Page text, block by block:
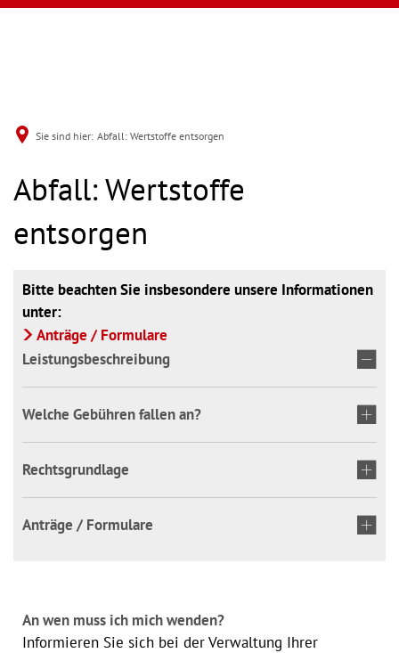
Sie sind hier: Abfall: Wertstoffe entsorgen
Abfall: Wertstoffe
entsorgen
Bitte beachten Sie insbesondere unsere Informationen
unter:
Anträge / Formulare
Leistungsbeschreibung
Welche Gebühren fallen an?
Rechtsgrundlage
Anträge / Formulare
An wen muss ich mich wenden?
Informieren Sie sich bei der Verwaltung Ihrer